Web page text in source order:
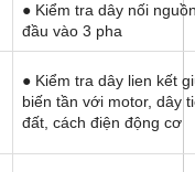
● Kiểm tra dây nối
đầu vào 3 pha
● Kiểm tra dây lien kết
biến tần với motor, dây
đất, cách điện động cơ